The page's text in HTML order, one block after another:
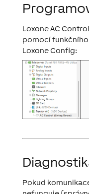
Loxone AC
pomocí
Loxone Config:
Pokud